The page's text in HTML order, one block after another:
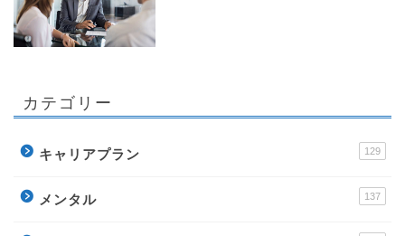
カテゴリー
キャリアプラン 129
メンタル 137